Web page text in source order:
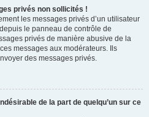
privés non sollicités !
les messages privés d’un utilisateur
le panneau de contrôle de
privés de manière abusive de la
messages aux modérateurs. Ils
des messages privés.
de la part de quelqu’un sur ce